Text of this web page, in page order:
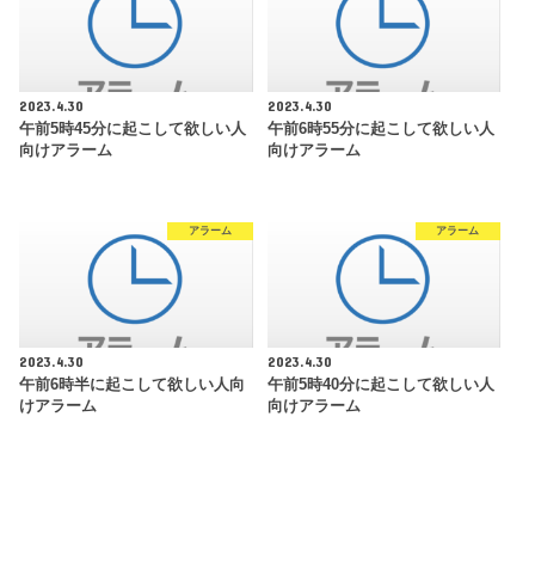
2023.4.30
午前5時45分に起こして欲しい人
向けアラーム
2023.4.30
午前6時55分に起こして欲しい人
向けアラーム
アラーム
2023.4.30
午前6時半に起こして欲しい人向
けアラーム
アラーム
2023.4.30
午前5時40分に起こして欲しい人
向けアラーム